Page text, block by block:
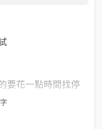
要花一點時間找停